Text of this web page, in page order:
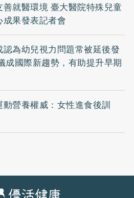
就醫環境 臺大醫院特殊兒童
果發表記者會
為幼兒視力問題常被延後發
成國際新趨勢，有助提升早期
營養權威：女性進食後訓